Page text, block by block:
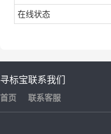
在线状态
寻标宝
首页
联系我们
联系客服